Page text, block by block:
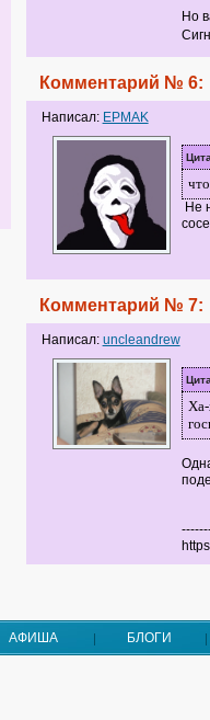
Но
Комментарий № 6:
Написал: EPMAK
Не
Комментарий № 7:
Написал: uncleandrew
Ха-
АФИША БЛОГИ